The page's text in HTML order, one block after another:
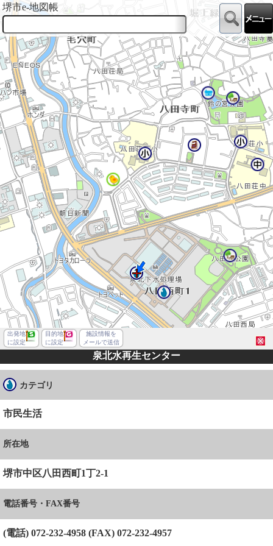
堺市堺区南瓦町
堺市e-地図帳
出発地
に設定
目的地
に設定
施設情報を
メールで送信
泉北水再生センター
カテゴリ
市民生活
所在地
堺市中区八田西町1丁2-1
電話番号・FAX番号
(電話) 072-232-4958 (FAX) 072-232-4957